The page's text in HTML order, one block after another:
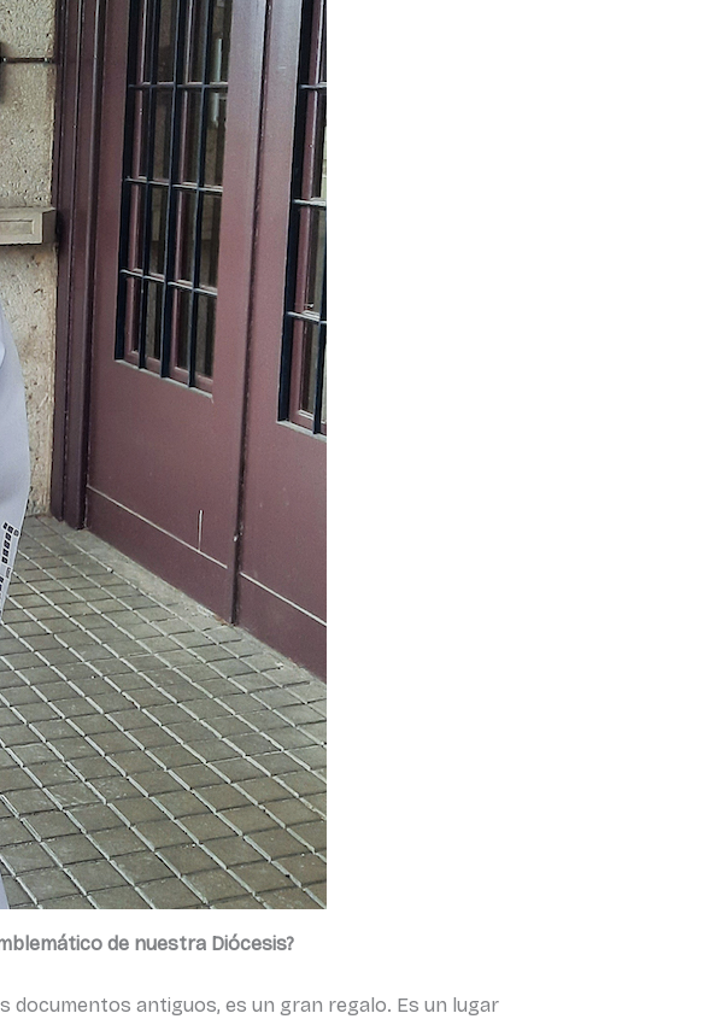
de nuestra Diócesis?
documentos antiguos, es un gran regalo. Es un lugar